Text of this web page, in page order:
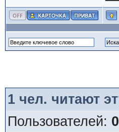
1чел. читают
Пользователей: 0